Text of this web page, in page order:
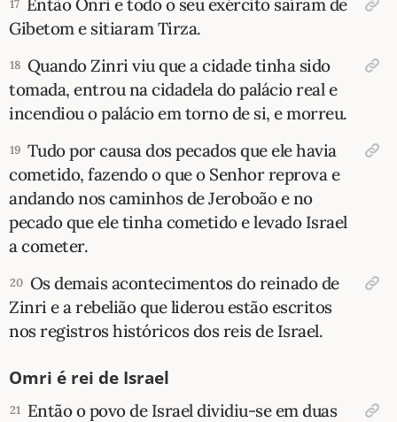
17 Então Onri e todo o seu exército saíram de
Gibetom e sitiaram Tirza.
18 Quan­do Zinri viu que a cidade tinha sido
tomada, entrou na cidadela do palácio real e
incendiou o palácio em torno de si, e morreu.
19 Tudo por causa dos pecados que ele havia
cometido, fazendo o que o Senhor reprova e
andando nos caminhos de Jeroboão e no
pecado que ele tinha cometido e levado Israel
a cometer.
20 Os demais acontecimentos do reinado de
Zinri e a rebelião que liderou estão escritos
nos registros históricos dos reis de Israel.
Omri é rei de Israel
21 Então o povo de Israel dividiu-se em duas